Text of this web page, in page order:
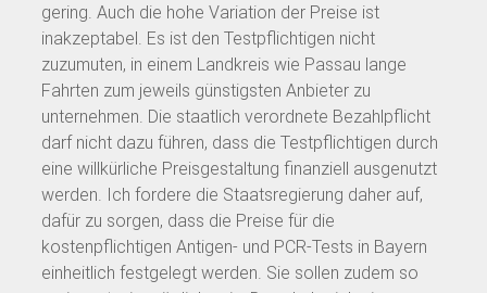
gering. Auch die hohe Variation der Preise ist
inakzeptabel. Es ist den Testpflichtigen nicht
zuzumuten, in einem Landkreis wie Passau lange
Fahrten zum jeweils günstigsten Anbieter zu
unternehmen. Die staatlich verordnete Bezahlpflicht
darf nicht dazu führen, dass die Testpflichtigen durch
eine willkürliche Preisgestaltung finanziell ausgenutzt
werden. Ich fordere die Staatsregierung daher auf,
dafür zu sorgen, dass die Preise für die
kostenpflichtigen Antigen- und PCR-Tests in Bayern
einheitlich festgelegt werden. Sie sollen zudem so